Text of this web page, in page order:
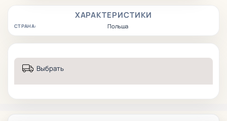
ХАРАКТЕРИСТИКИ
СТРАНА: Польша
Выбрать